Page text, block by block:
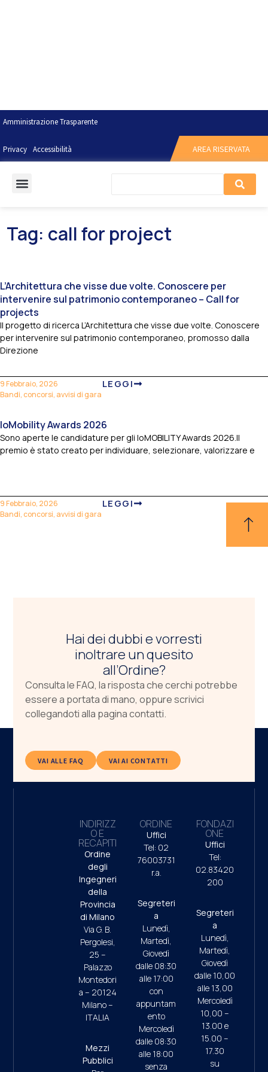
Amministrazione Trasparente
Privacy Accessibilità AREA RISERVATA
Tag: call for project
L’Architettura che visse due volte. Conoscere per
intervenire sul patrimonio contemporaneo – Call for
projects
Il progetto di ricerca L’Architettura che visse due volte. Conoscere
per intervenire sul patrimonio contemporaneo, promosso dalla
Direzione
9 Febbraio, 2026
Bandi, concorsi, avvisi di gara
LEGGI
IoMobility Awards 2026
Sono aperte le candidature per gli IoMOBILITY Awards 2026.Il
premio è stato creato per individuare, selezionare, valorizzare e
9 Febbraio, 2026
Bandi, concorsi, avvisi di gara
LEGGI
Hai dei dubbi e vorresti
inoltrare un quesito
all’Ordine?
Consulta le FAQ, la risposta che cerchi potrebbe
essere a portata di mano, oppure scrivici
collegandoti alla pagina contatti.
VAI ALLE FAQ VAI AI CONTATTI
INDIRIZZ
O E
RECAPITI
Ordine
degli
Ingegneri
della
Provincia
di Milano
Via G. B.
Pergolesi,
25 –
Palazzo
Montedori
a – 20124
Milano –
ITALIA
Mezzi
Pubblici
ORDINE
Uffici
Tel: 02
76003731
r.a.
Segreteri
a
Lunedì,
Martedì,
Giovedì
dalle 08:30
alle 17:00
con
appuntam
ento
Mercoledì
dalle 08:30
alle 18:00
senza
FONDAZI
ONE
Uffici
Tel:
02.83420
200
Segreteri
a
Lunedì,
Martedì,
Giovedì
dalle 10,00
alle 13,00
Mercoledì
10,00 –
13.00 e
15.00 –
17.30
su